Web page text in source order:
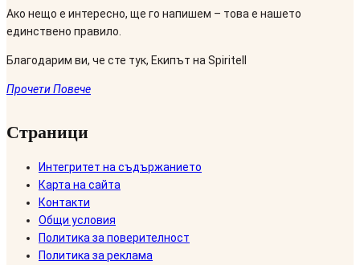
Ако нещо е интересно, ще го напишем – това е нашето
единствено правило.
Благодарим ви, че сте тук, Екипът на Spiritell
Прочети Повече
Страници
Интегритет на съдържанието
Карта на сайта
Контакти
Общи условия
Политика за поверителност
Политика за реклама